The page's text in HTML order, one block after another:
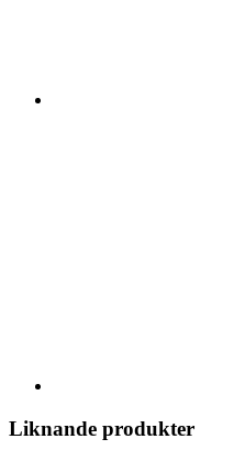
Liknande produkter